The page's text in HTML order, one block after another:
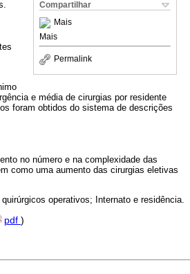
Compartilhar
Mais
Mais
Permalink
e média de cirurgias por residente
foram obtidos do sistema de descrições
no número e na complexidade das
como uma aumento das cirurgias eletivas
operativos; Internato e residência.
pdf )